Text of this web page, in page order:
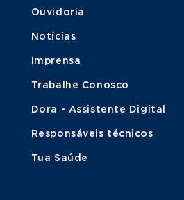
Ouvidoria
Notícias
Imprensa
Trabalhe Conosco
Dora - Assistente Digital
Responsáveis técnicos
Tua Saúde